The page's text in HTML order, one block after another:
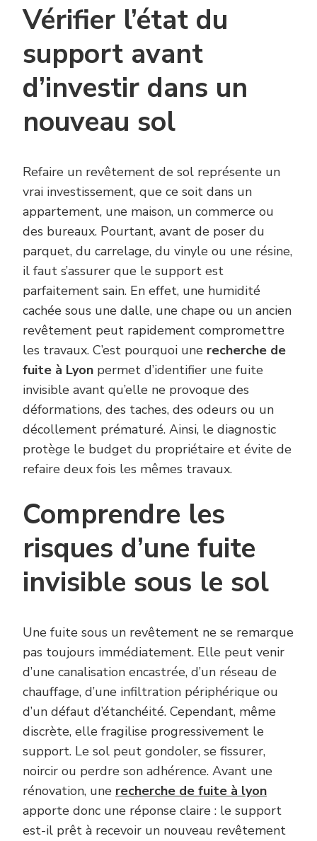
Vérifier l’état du
support avant
d’investir dans un
nouveau sol
Refaire un revêtement de sol représente un
vrai investissement, que ce soit dans un
appartement, une maison, un commerce ou
des bureaux. Pourtant, avant de poser du
parquet, du carrelage, du vinyle ou une résine,
il faut s’assurer que le support est
parfaitement sain. En effet, une humidité
cachée sous une dalle, une chape ou un ancien
revêtement peut rapidement compromettre
les travaux. C’est pourquoi une recherche de
fuite à Lyon permet d’identifier une fuite
invisible avant qu’elle ne provoque des
déformations, des taches, des odeurs ou un
décollement prématuré. Ainsi, le diagnostic
protège le budget du propriétaire et évite de
refaire deux fois les mêmes travaux.
Comprendre les
risques d’une fuite
invisible sous le sol
Une fuite sous un revêtement ne se remarque
pas toujours immédiatement. Elle peut venir
d’une canalisation encastrée, d’un réseau de
chauffage, d’une infiltration périphérique ou
d’un défaut d’étanchéité. Cependant, même
discrète, elle fragilise progressivement le
support. Le sol peut gondoler, se fissurer,
noircir ou perdre son adhérence. Avant une
rénovation, une recherche de fuite à lyon
apporte donc une réponse claire : le support
est-il prêt à recevoir un nouveau revêtement